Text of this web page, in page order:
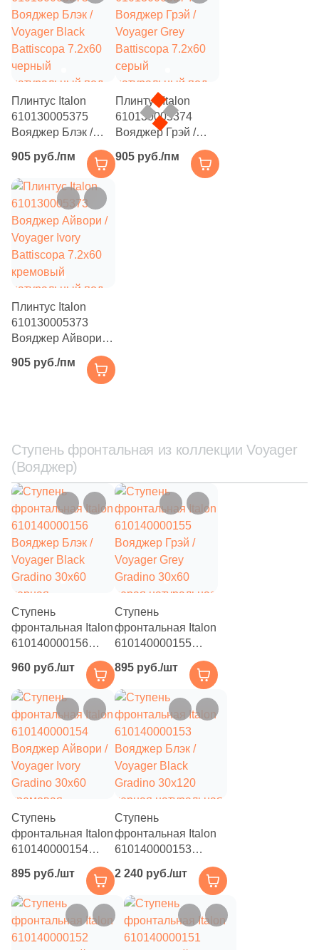
Китай
Индия
Испания
Италия
Форма
Квадратная
Прямоугольная
Формы шеврон
Шестиугольная
Материал
Керамическая
Из керамогранита
Из белой глины
Из красной глины
Плинтус Italon
610130005375
Вояджер Блэк /
Battiscopa 7.2x60
черный
натуральный под
камень
905 руб./пм
Плинтус Italon
610130005374
Вояджер Грэй /
Battiscopa 7.2x60
905 руб./пм
Плинтус Italon
610130005373
Вояджер Айвори /
Battiscopa 7.2x60
905 руб./пм
Ступень фронтальная из коллекции Voyager
(Вояджер)
Ступень
фронтальная Italon
610140000156
Voyager Black
Gradino 30x60
черная
натуральная под
камень
960 руб./шт
Ступень
фронтальная Italon
610140000155
Voyager Grey
Gradino 30x60
серая натуральная
под камень
895 руб./шт
Ступень
фронтальная Italon
610140000154
Вояджер Айвори /
Voyager Ivory
Gradino 30x60
кремовая
натуральная под
камень
895 руб./шт
Ступень
фронтальная Italon
610140000153
Voyager Black
Gradino 30x120
черная натуральная
под камень
2 240 руб./шт